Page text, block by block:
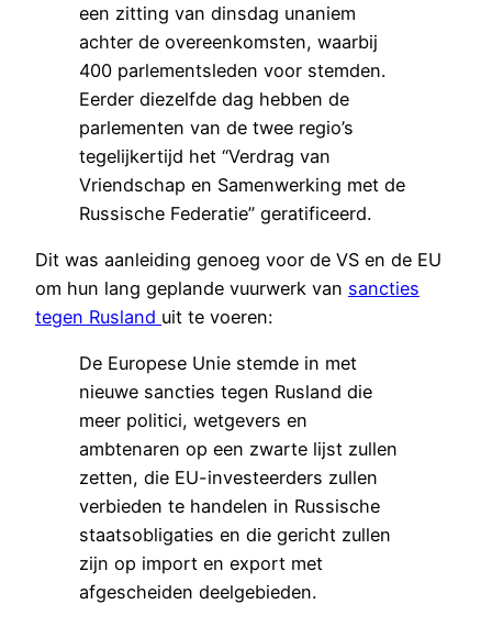
een zitting van dinsdag unaniem
achter de overeenkomsten, waarbij
400 parlementsleden voor stemden.
Eerder diezelfde dag hebben de
parlementen van de twee regio’s
tegelijkertijd het “Verdrag van
Vriendschap en Samenwerking met de
Russische Federatie” geratificeerd.
Dit was aanleiding genoeg voor de VS en de EU
om hun lang geplande vuurwerk van sancties
tegen Rusland uit te voeren:
De Europese Unie stemde in met
nieuwe sancties tegen Rusland die
meer politici, wetgevers en
ambtenaren op een zwarte lijst zullen
zetten, die EU-investeerders zullen
verbieden te handelen in Russische
staatsobligaties en die gericht zullen
zijn op import en export met
afgescheiden deelgebieden.